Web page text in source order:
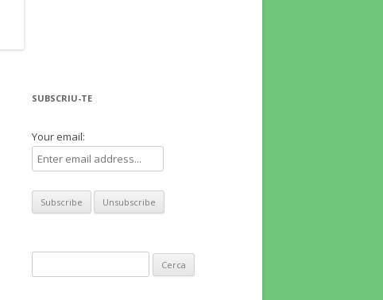
SUBSCRIU-TE
Your email: